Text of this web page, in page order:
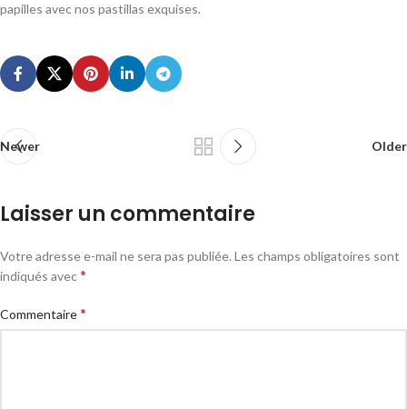
papilles avec nos pastillas exquises.
Newer Older
Laisser un commentaire
Votre adresse e-mail ne sera pas publiée. Les champs obligatoires sont
indiqués avec*
Commentaire*